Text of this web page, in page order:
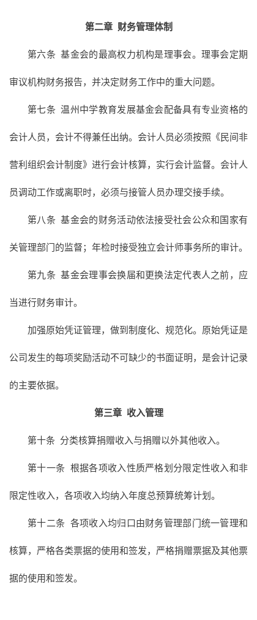
第二章 财务管理体制
第六条 基金会的最高权力机构是理事会。理事会定期
审议机构财务报告，并决定财务工作中的重大问题。
第七条 温州中学教育发展基金会配备具有专业资格的
会计人员，会计不得兼任出纳。会计人员必须按照《民间非
营利组织会计制度》进行会计核算，实行会计监督。会计人
员调动工作或离职时，必须与接管人员办理交接手续。
第八条 基金会的财务活动依法接受社会公众和国家有
关管理部门的监督；年检时接受独立会计师事务所的审计。
第九条 基金会理事会换届和更换法定代表人之前，应
当进行财务审计。
加强原始凭证管理，做到制度化、规范化。原始凭证是
公司发生的每项奖励活动不可缺少的书面证明，是会计记录
的主要依据。
第三章 收入管理
第十条 分类核算捐赠收入与捐赠以外其他收入。
第十一条 根据各项收入性质严格划分限定性收入和非
限定性收入，各项收入均纳入年度总预算统筹计划。
第十二条 各项收入均归口由财务管理部门统一管理和
核算，严格各类票据的使用和签发，严格捐赠票据及其他票
据的使用和签发。